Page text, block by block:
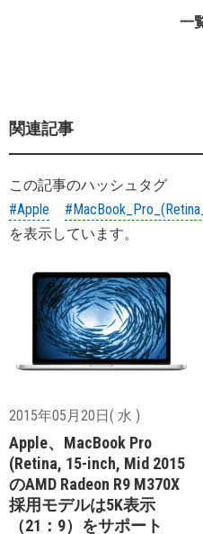
一
関連記事
この記事のハッシュタグ
#Apple
を表示しています。
2015年05月20日( 水 )
Apple、MacBook Pro
(Retina, 15-inch, Mid 2015
のAMD Radeon R9 M370X
採用モデルは5K表示
（21：9）をサポート